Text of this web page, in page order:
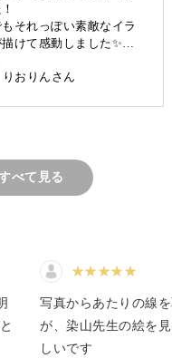
えるコツ
するコツ
力を抜いて私と一緒
OK
タル機器は苦手…」
それっぽい素敵なイラ
けて感動しました✨あ
りおりんさん
べて見る
写真からあたりの線
が、染山先生の絵を
しいです